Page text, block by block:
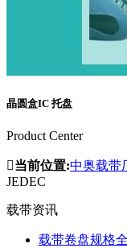
晶圆盒IC 托盘
Product Center
当前位置:中奥载带
JEDEC
载带资讯
载带卷盘规格